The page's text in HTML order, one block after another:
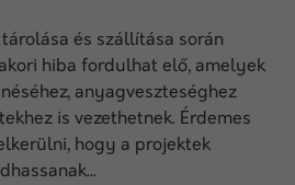
és szállítása során
hiba fordulhat elő, amelyek
anyagveszteséghez
is vezethetnek. Érdemes
hogy a projektek